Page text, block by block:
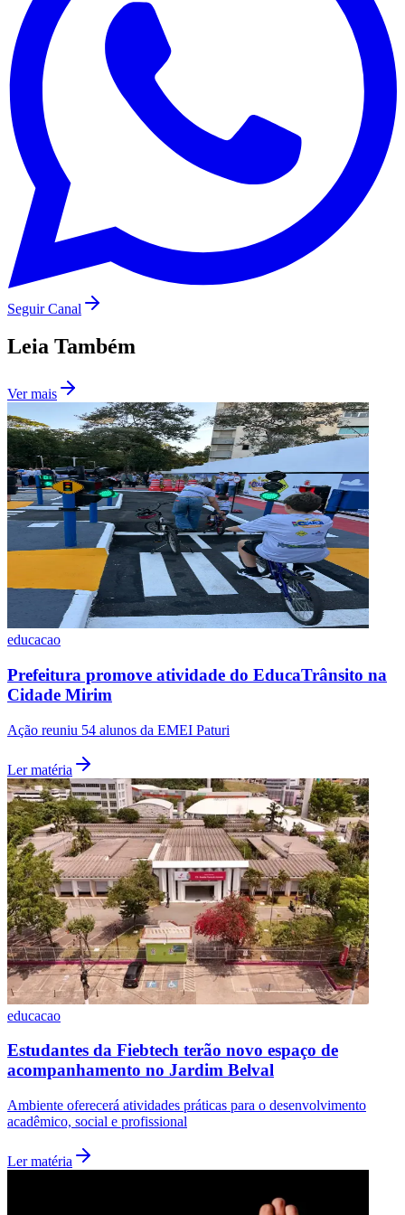
Corinthians
Seguir Canal
Leia Também
Ver mais
educacao
Prefeitura promove atividade do EducaTrânsito na
Cidade Mirim
Ação reuniu 54 alunos da EMEI Paturi
Ler matéria
educacao
Estudantes da Fiebtech terão novo espaço de
acompanhamento no Jardim Belval
Ambiente oferecerá atividades práticas para o desenvolvimento
acadêmico, social e profissional
Ler matéria